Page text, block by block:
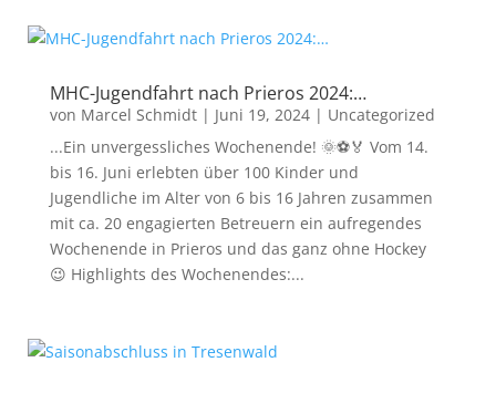
MHC-Jugendfahrt nach Prieros 2024:…
von Marcel Schmidt| Juni 19, 2024| Uncategorized
...Ein unvergessliches Wochenende! 🌞⚽🏅 Vom 14.
bis 16. Juni erlebten über 100 Kinder und
Jugendliche im Alter von 6 bis 16 Jahren zusammen
mit ca. 20 engagierten Betreuern ein aufregendes
Wochenende in Prieros und das ganz ohne Hockey
😉 Highlights des Wochenendes:...